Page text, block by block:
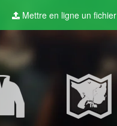
Mettre en ligne un fichier